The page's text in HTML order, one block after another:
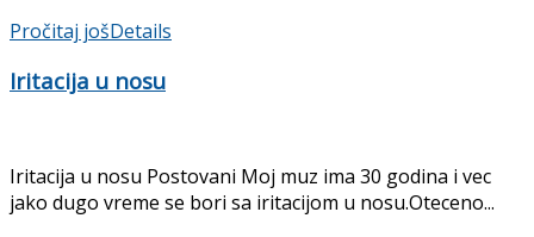
Pročitaj jošDetails
Iritacija u nosu
Iritacija u nosu Postovani Moj muz ima 30 godina i vec
jako dugo vreme se bori sa iritacijom u nosu.Oteceno...